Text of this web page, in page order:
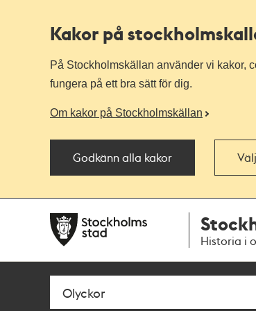
Kakor på
På Stockholmskällan använder vi kakor,
fungera på ett bra sätt för dig.
Om kakor på Stockholmskällan
Godkänn alla kakor
navigationen
huvudinnehållet
Historia i
Sök